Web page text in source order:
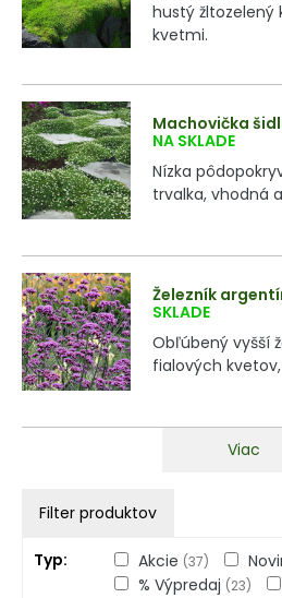
hustý žltozelený
kvetmi.
Machovička
NA SKLADE
Nízka
trvalka, vhodná
Železník
SKLADE
Obľúbený vyšší
fialových
Viac
Filter produktov
Typ Akcie (37)
% Výpredaj (23)